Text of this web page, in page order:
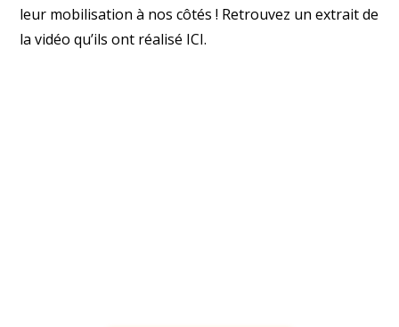
leur mobilisation à nos côtés ! Retrouvez un extrait de
la vidéo qu’ils ont réalisé ICI.